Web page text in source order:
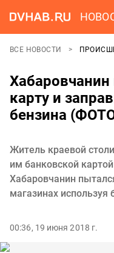
ВСЕ НОВОСТИ
карту и
бензина
Житель краевой
им банковской
Хабаровчанин
магазинах используя
00:36, 19 июня 2018 г.